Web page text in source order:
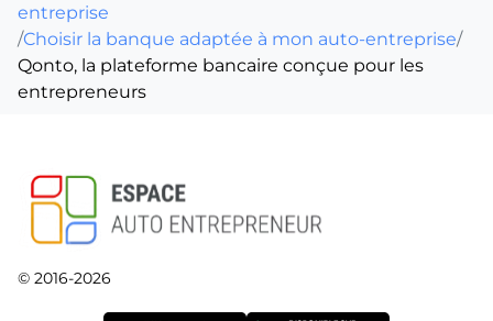
entreprise
/Choisir la banque adaptée à mon auto-entreprise/
Qonto, la plateforme bancaire conçue pour les
entrepreneurs
© 2016-2026